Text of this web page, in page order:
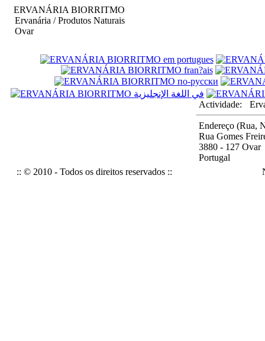
ERVANÁRIA BIORRITMO
Ervanária / Produtos Naturais
Ovar
Actividade:
Endereço (Rua,
Rua Gomes
3880 - 127 Ovar
Portugal
:: © 2010 - Todos os direitos reservados ::